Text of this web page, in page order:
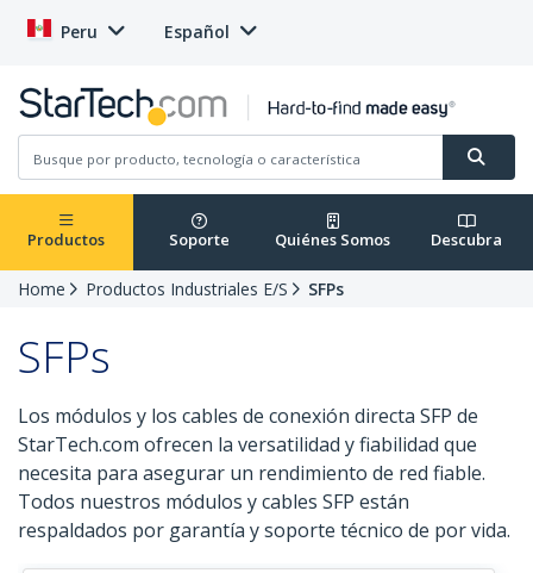
Peru Español
Productos Soporte Quiénes Somos Descubra
Home Productos Industriales E/S SFPs
SFPs
Los módulos y los cables de conexión directa SFP de
StarTech.com ofrecen la versatilidad y fiabilidad que
necesita para asegurar un rendimiento de red fiable.
Todos nuestros módulos y cables SFP están
respaldados por garantía y soporte técnico de por vida.